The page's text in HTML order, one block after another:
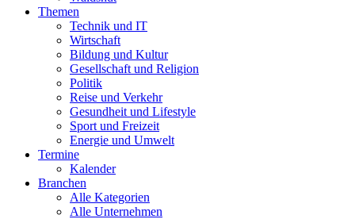
Themen
Technik und IT
Wirtschaft
Bildung und Kultur
Gesellschaft und Religion
Politik
Reise und Verkehr
Gesundheit und Lifestyle
Sport und Freizeit
Energie und Umwelt
Termine
Kalender
Branchen
Alle Kategorien
Alle Unternehmen